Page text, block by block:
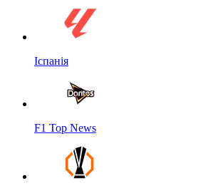
Іспанія
F1 Top News